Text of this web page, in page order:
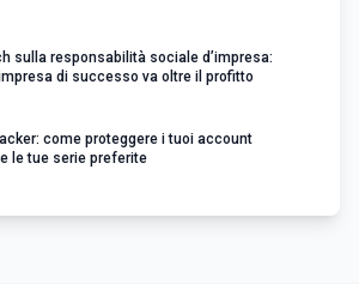
sulla responsabilità sociale d’impresa:
di successo va oltre il profitto
come proteggere i tuoi account
le tue serie preferite